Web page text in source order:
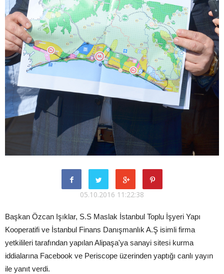
05.10.2016 11:22:38
Başkan Özcan Işıklar, S.S Maslak İstanbul Toplu İşyeri Yapı
Kooperatifi ve İstanbul Finans Danışmanlık A.Ş isimli firma
yetkilileri tarafından yapılan Alipaşa'ya sanayi sitesi kurma
iddialarına Facebook ve Periscope üzerinden yaptığı canlı yayın
ile yanıt verdi.